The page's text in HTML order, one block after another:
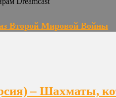
Второй Мировой Войны
– Шахматы,